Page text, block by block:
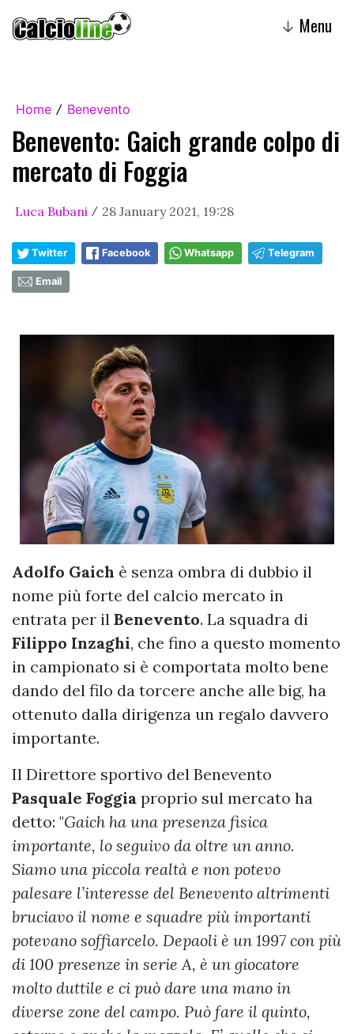
↓ Menu
Home / Benevento
Benevento: Gaich grande colpo di
mercato di Foggia
Luca Bubani / 28 January 2021, 19:28
Twitter Facebook Whatsapp Telegram
Email
Adolfo Gaich è senza ombra di dubbio il
nome più forte del calcio mercato in
entrata per il Benevento. La squadra di
Filippo Inzaghi, che fino a questo momento
in campionato si è comportata molto bene
dando del filo da torcere anche alle big, ha
ottenuto dalla dirigenza un regalo davvero
importante.
Il Direttore sportivo del Benevento
Pasquale Foggia proprio sul mercato ha
detto: "Gaich ha una presenza fisica
importante, lo seguivo da oltre un anno.
Siamo una piccola realtà e non potevo
palesare l’interesse del Benevento altrimenti
bruciavo il nome e squadre più importanti
potevano soffiarcelo. Depaoli è un 1997 con più
di 100 presenze in serie A, è un giocatore
molto duttile e ci può dare una mano in
diverse zone del campo. Può fare il quinto,